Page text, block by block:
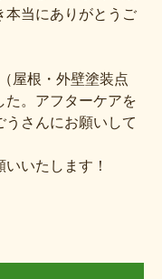
本当にありがとうご
屋根・外壁塗装点
。アフターケアを
うさんにお願いして
いたします！